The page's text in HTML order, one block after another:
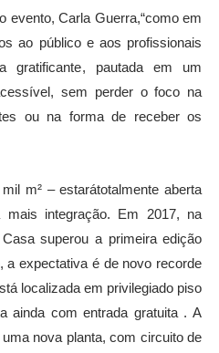
evento, Carla Guerra,“como em
ao público e aos profissionais
gratificante, pautada em um
ível, sem perder o foco na
ou na forma de receber os
mil m² – estarátotalmente aberta
mais integração. Em 2017, na
superou a primeira edição
a expectativa é de novo recorde
localizada em privilegiado piso
ainda com entrada gratuita . A
uma nova planta, com circuito de